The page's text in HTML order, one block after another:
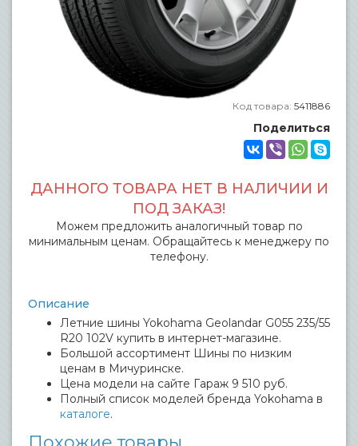
Код товара: 5411886
Поделиться
ДАННОГО ТОВАРА НЕТ В НАЛИЧИИ И
ПОД ЗАКАЗ!
Можем предложить аналогичный товар по
минимальным ценам. Обращайтесь к менеджеру по
телефону.
Описание
Летние шины Yokohama Geolandar G055 235/55
R20 102V купить в интернет-магазине.
Большой ассортимент Шины по низким
ценам в Мичуринске.
Цена модели на сайте Гараж 9 510 руб.
Полный список моделей бренда Yokohama в
каталоге.